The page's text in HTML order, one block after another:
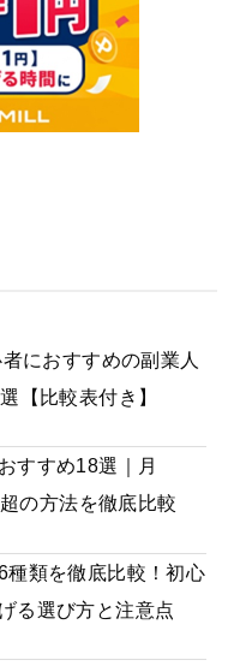
におすすめの副業人
【比較表付き】
すすめ18選｜月
の方法を徹底比較
種類を徹底比較！初心
る選び方と注意点